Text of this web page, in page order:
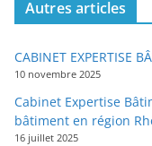
Autres articles
CABINET EXPERTISE
10 novembre 2025
Cabinet Expertise
bâtiment en région
16 juillet 2025